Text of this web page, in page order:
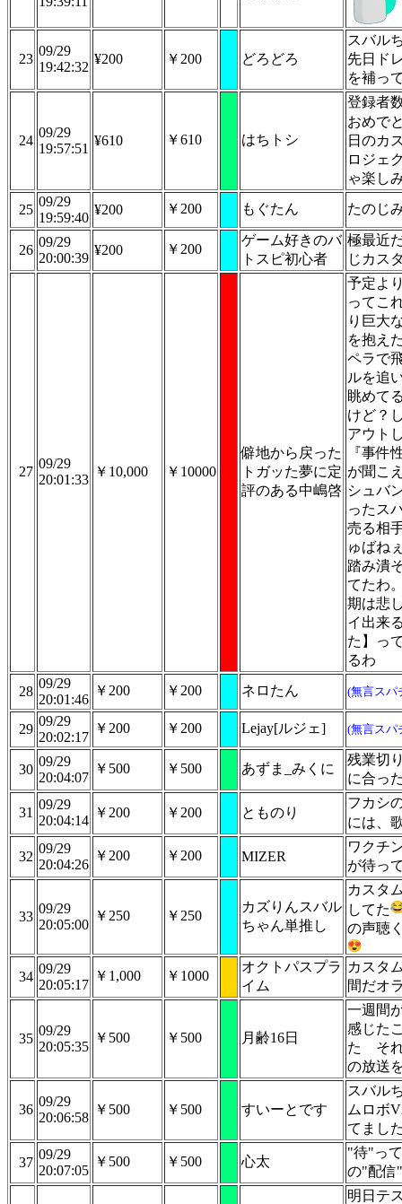
23
09/29
19:42:32
¥200 ￥200 どろどろ
スバル
先日ド
を補っ
24
09/29
19:57:51
¥610 ￥610 はちトシ
登録者
おめで
日のカ
ロジェ
ゃ楽し
25
09/29
19:59:40
¥200 ￥200 もぐたん たのじ
26
09/29
20:00:39
¥200 ￥200
ゲーム好きのバ
トスピ初心者
極最近
じカス
27
09/29
20:01:33
￥10,000 ￥10000
僻地から戻った
トガッた夢に定
評のある中嶋啓
予定よ
ってこ
り巨大
を抱え
ペラで
ルを追
眺めて
けど？
アウト
『事件
が聞こ
シュバ
ったス
売る相
ゅばね
踏み潰
てたわ
期は悲
イ出来
た】っ
るわ
28
09/29
20:01:46
￥200 ￥200 ネロたん (無言スパ
29
09/29
20:02:17
￥200 ￥200 Lejay[ルジェ] (無言スパ
30
09/29
20:04:07
￥500 ￥500 あずま_みくに
残業切
に合っ
31
09/29
20:04:14
￥200 ￥200 とものり
フカシ
には、
32
09/29
20:04:26
￥200 ￥200 MIZER
ワクチ
が待っ
33
09/29
20:05:00
￥250 ￥250
カズりんスバル
ちゃん単推し
カスタ
してた
の声聴
34
09/29
20:05:17
￥1,000 ￥1000
オクトパスプラ
イム
カスタ
間だオ
35
09/29
20:05:35
￥500 ￥500 月齢16日
一週間
感じた
た それ
の放送
36
09/29
20:06:58
￥500 ￥500 すいーとです
スバル
ムロボ
てまし
37
09/29
20:07:05
￥500 ￥500 心太
"待"っ
の"配信
明日テ